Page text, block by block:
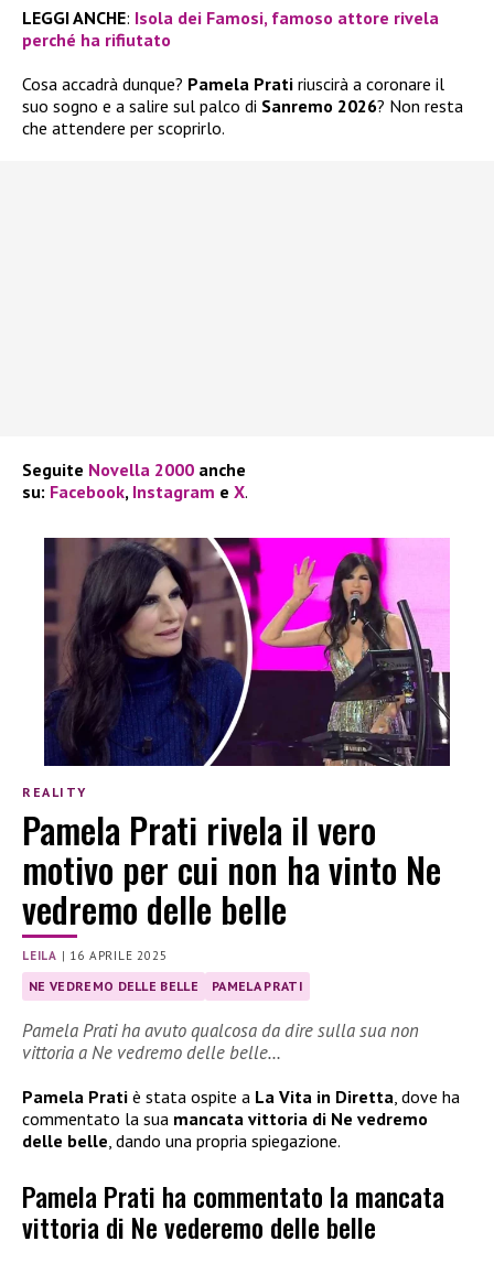
LEGGI ANCHE: Isola dei Famosi, famoso attore rivela
perché ha rifiutato
Cosa accadrà dunque? Pamela Prati riuscirà a coronare il
suo sogno e a salire sul palco di Sanremo 2026? Non resta
che attendere per scoprirlo.
Seguite Novella 2000 anche
su: Facebook, Instagram e X.
REALITY
Pamela Prati rivela il vero
motivo per cui non ha vinto Ne
vedremo delle belle
LEILA | 16 APRILE 2025
NE VEDREMO DELLE BELLE PAMELA PRATI
Pamela Prati ha avuto qualcosa da dire sulla sua non
vittoria a Ne vedremo delle belle…
Pamela Prati è stata ospite a La Vita in Diretta, dove ha
commentato la sua mancata vittoria di Ne vedremo
delle belle, dando una propria spiegazione.
Pamela Prati ha commentato la mancata
vittoria di Ne vederemo delle belle